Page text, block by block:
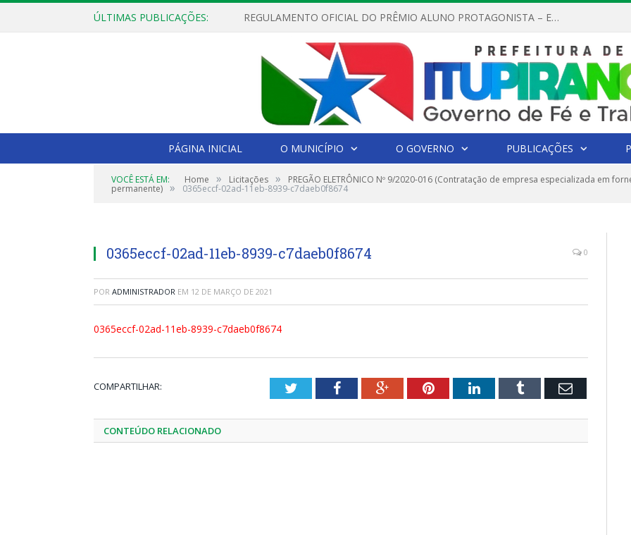
ÚLTIMAS PUBLICAÇÕES: REGULAMENTO OFICIAL DO PRÊMIO ALUNO PROTAGONISTA – EDIÇÃO 2026
PÁGINA INICIAL O MUNICÍPIO O GOVERNO PUBLICAÇÕES
VOCÊ ESTÁ EM: Home » Licitações » PREGÃO ELETRÔNICO Nº 9/2020-016 (Contratação de empresa especializada em
permanente) » 0365eccf-02ad-11eb-8939-c7daeb0f8674
0365eccf-02ad-11eb-8939-c7daeb0f8674 0
POR ADMINISTRADOR EM 12 DE MARÇO DE 2021
0365eccf-02ad-11eb-8939-c7daeb0f8674
COMPARTILHAR: TwitterFacebookGoogle+PinterestLinkedInTumblr Email
CONTEÚDO RELACIONADO